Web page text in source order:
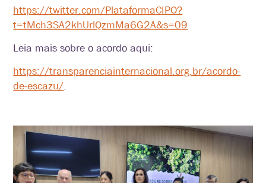
https://twitter.com/PlataformaCIPO?
t=tMch3SA2khUrlQzmMa6G2A&s=09
Leia mais sobre o acordo aqui:
https://transparenciainternacional.org.br/acordo-
de-escazu/.